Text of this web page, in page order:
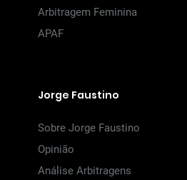
Arbitragem Feminina
APAF
Jorge Faustino
Sobre Jorge Faustino
Opinião
Análise Arbitragens